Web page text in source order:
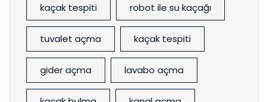
kaçak tespiti robot ile su kaçağı
tuvalet açma kaçak tespiti
gider açma lavabo açma